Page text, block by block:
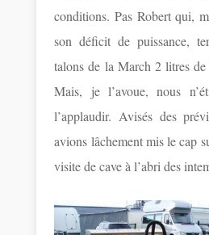
conditions. Pas Robert qui,
son déficit de puissance,
talons de la March 2 litres de
Mais, je l’avoue, nous
l’applaudir. Avisés des
avions lâchement mis le cap
visite de cave à l’abri des